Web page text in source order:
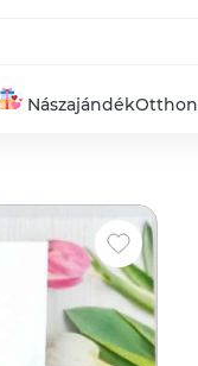
NászajándékOtthon